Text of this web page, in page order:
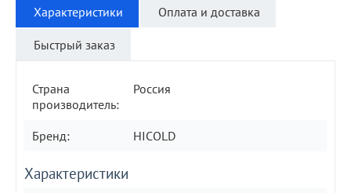
Характеристики Оплата и доставка
Быстрый заказ
Страна
производитель:
Россия
Бренд: HICOLD
Характеристики